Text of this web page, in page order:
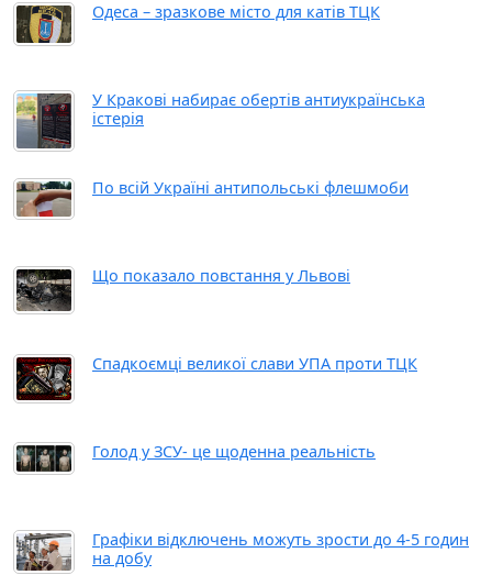
Одеса – зразкове місто для катів ТЦК
У Кракові набирає обертів антиукраїнська
істерія
По всій Україні антипольські флешмоби
Що показало повстання у Львові
Спадкоємці великої слави УПА проти ТЦК
Голод у ЗСУ- це щоденна реальність
Графіки відключень можуть зрости до 4-5 годин
на добу